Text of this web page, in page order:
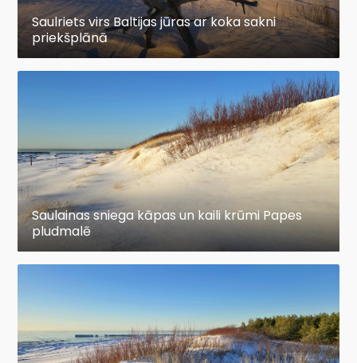
Saulriets virs Baltijas jūras ar koka sakni
priekšplānā
Saulainas sniega kāpas un kaili krūmi Papes
pludmalē